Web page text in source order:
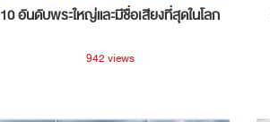
10 อันดับพระใหญ่และมีชื่อเสียงที่สุดในโลก
942 views